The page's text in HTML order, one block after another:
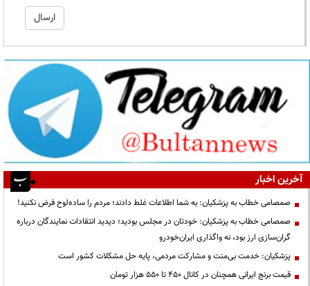
آخرین اخبار
صمصامی خطاب به پزشکیان: به شما اطلاعات غلط دادند؛ مردم را ساده‌لوح فرض نکنید!
صمصامی خطاب به پزشکیان: خودتان در مجلس بودید؛ دیدید انتقادات نمایندگان درباره
گران‌سازی ارز بود، نه واگذاری ایران‌خودرو
پزشکیان: خدمت بی‌منت و مشارکت مردمی، پایه حل مشکلات کشور است
قیمت‌ برنج ایرانی همچنان در کانال ۴۵۰ تا ۵۵۰ هزار تومان